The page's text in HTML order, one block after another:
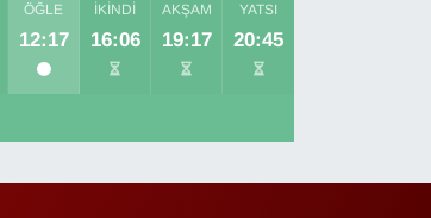
ÖĞLE
12:17
İKINDI
16:06
AKŞAM
19:17
YATSI
20:45